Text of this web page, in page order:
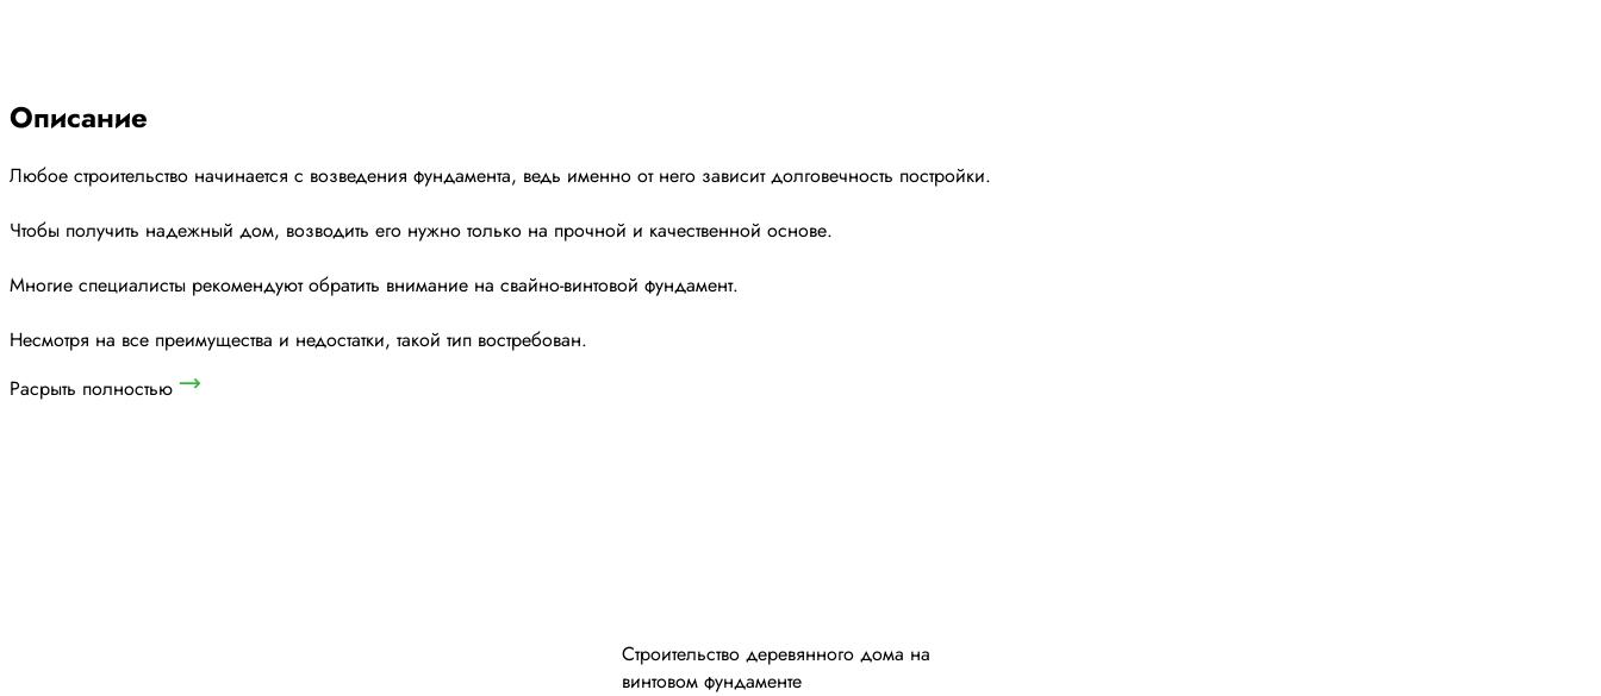
Описание
Любое строительство начинается с возведения фундамента, ведь именно от него зависит долговечность постройки.
Чтобы получить надежный дом, возводить его нужно только на прочной и качественной основе.
Многие специалисты рекомендуют обратить внимание на свайно-винтовой фундамент.
Несмотря на все преимущества и недостатки, такой тип востребован.
Расрыть полностью
Строительство деревянного дома на
винтовом фундаменте